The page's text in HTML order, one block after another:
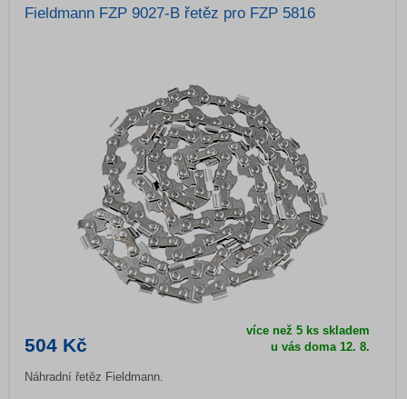
Fieldmann FZP 9027-B řetěz pro FZP 5816
504 Kč
více než 5 ks skladem
u vás doma12. 8.
Náhradní řetěz Fieldmann.